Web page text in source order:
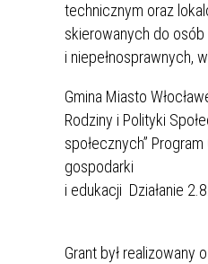
technicznym oraz
skierowanych do
i niepełnosprawnych,
Gmina Miasto
Rodziny i Polityki
społecznych”
gospodarki
i edukacji
Grant był realizowany